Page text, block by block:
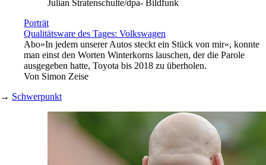
Julian Stratenschulte/dpa- Bildfunk
Porträt
Qualitätsware des Tages: Volkswagen
Abo»In jedem unserer Autos steckt ein Stück von mir«, konnte
man einst den Worten Winterkorns lauschen, der die Parole
ausgegeben hatte, Toyota bis 2018 zu überholen.
Von Simon Zeise
→ Schwerpunkt